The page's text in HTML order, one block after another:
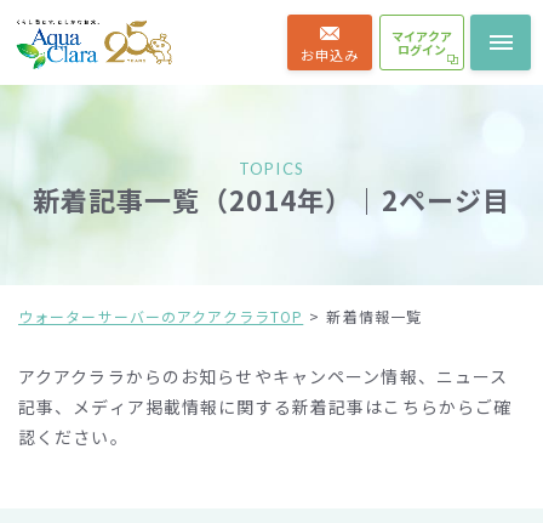
お申込み
マイアクア
ログイン
TOPICS
新着記事一覧（2014年）｜2ページ目
ウォーターサーバーのアクアクララTOP 新着情報一覧
アクアクララからのお知らせやキャンペーン情報、ニュース
記事、メディア掲載情報に関する新着記事はこちらからご確
認ください。